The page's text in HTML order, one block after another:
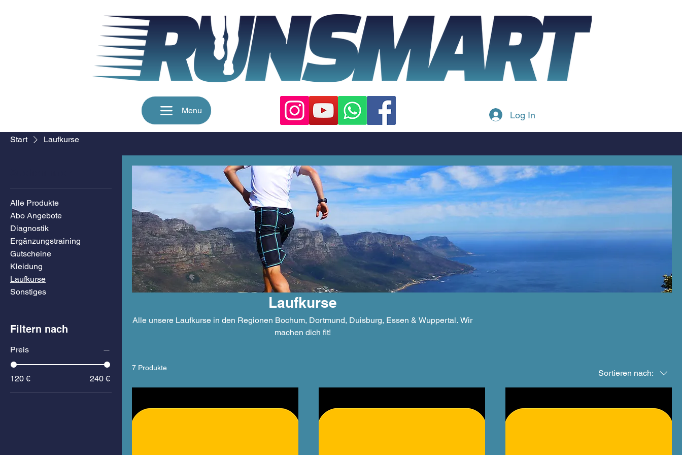
Menu Log In
Start Laufkurse
Alle Produkte
Abo Angebote
Diagnostik
Ergänzungstraining
Gutscheine
Kleidung
Laufkurse
Sonstiges
Filtern nach
Preis
120 € 240 €
Laufkurse
Alle unsere Laufkurse in den Regionen Bochum, Dortmund, Duisburg, Essen & Wuppertal. Wir
machen dich fit!
7 Produkte
Sortieren nach: